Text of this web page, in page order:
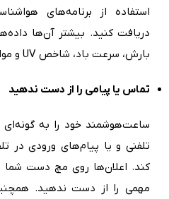
استفاده از برنامه‌های
دریافت کنید. بیشتر آن‌ها
بارش، سرعت باد، شاخص UV و موارد دیگر را ارائه می‌دهند.
تماس یا پیامی را از دست ندهید
ساعت‌هوشمند خود را به
تلفنی و یا پیام‌های ورودی در
کند. اعلان‌ها روی مچ دست شما
مهمی را از دست ندهید.